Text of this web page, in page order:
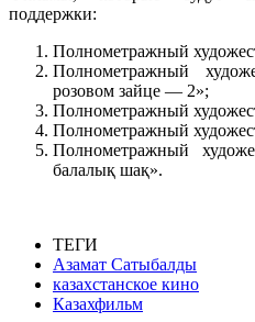
поддержки:
Полнометражный
Полнометражный
розовом зайце — 2»;
Полнометражный
Полнометражный
Полнометражный
балалық шақ».
ТЕГИ
Азамат Сатыбалды
казахстанское кино
Казахфильм